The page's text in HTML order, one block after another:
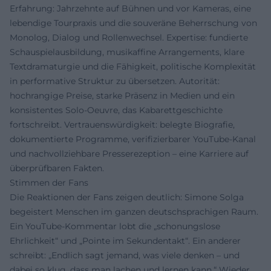
Erfahrung: Jahrzehnte auf Bühnen und vor Kameras, eine
lebendige Tourpraxis und die souveräne Beherrschung von
Monolog, Dialog und Rollenwechsel. Expertise: fundierte
Schauspielausbildung, musikaffine Arrangements, klare
Textdramaturgie und die Fähigkeit, politische Komplexität
in performative Struktur zu übersetzen. Autorität:
hochrangige Preise, starke Präsenz in Medien und ein
konsistentes Solo-Oeuvre, das Kabarettgeschichte
fortschreibt. Vertrauenswürdigkeit: belegte Biografie,
dokumentierte Programme, verifizierbarer YouTube-Kanal
und nachvollziehbare Presserezeption – eine Karriere auf
überprüfbaren Fakten.
Stimmen der Fans
Die Reaktionen der Fans zeigen deutlich: Simone Solga
begeistert Menschen im ganzen deutschsprachigen Raum.
Ein YouTube-Kommentar lobt die „schonungslose
Ehrlichkeit“ und „Pointe im Sekundentakt“. Ein anderer
schreibt: „Endlich sagt jemand, was viele denken – und